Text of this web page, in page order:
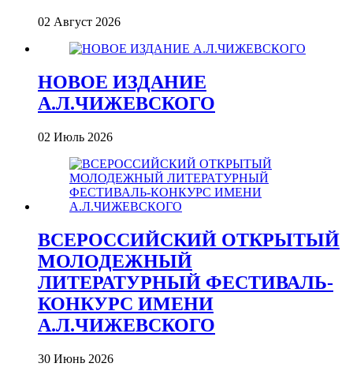
02 Август 2026
НОВОЕ ИЗДАНИЕ
А.Л.ЧИЖЕВСКОГО
02 Июль 2026
ВСЕРОССИЙСКИЙ ОТКРЫТЫЙ
МОЛОДЕЖНЫЙ
ЛИТЕРАТУРНЫЙ ФЕСТИВАЛЬ-
КОНКУРС ИМЕНИ
А.Л.ЧИЖЕВСКОГО
30 Июнь 2026